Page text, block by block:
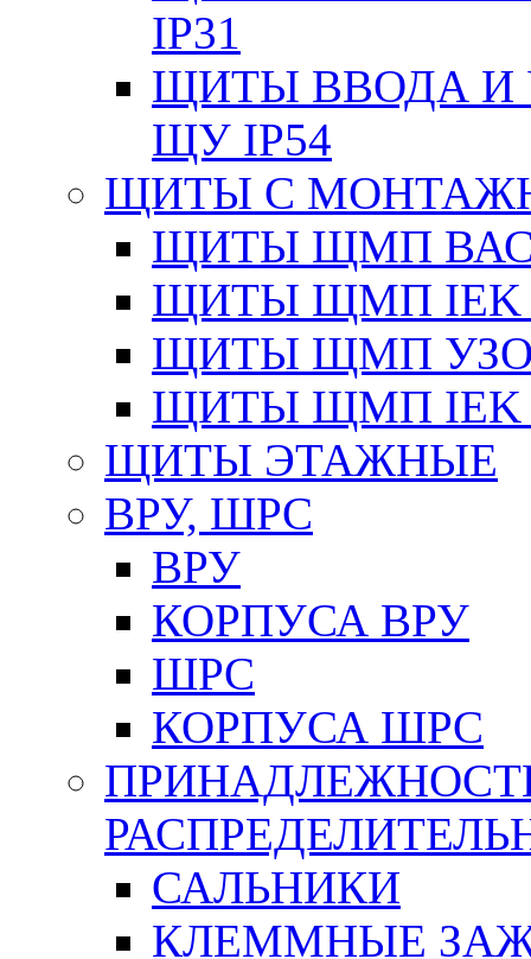
IP31
ЩИТЫ ВВОДА И
ЩУ IP54
ЩИТЫ С
ЩИТЫ ЩМП ВАС
ЩИТЫ ЩМП IEK
ЩИТЫ ЩМП
ЩИТЫ ЩМП IEK
ЩИТЫ ЭТАЖНЫЕ
ВРУ, ШРС
ВРУ
КОРПУСА ВРУ
ШРС
КОРПУСА ШРС
САЛЬНИКИ
КЛЕММНЫЕ